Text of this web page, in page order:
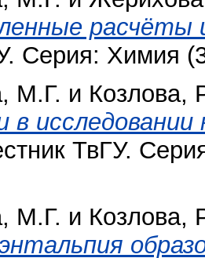
расчёты
Серия: Химия
М.Г. и Козлова,
в
ТвГУ.
М.Г. и Козлова,